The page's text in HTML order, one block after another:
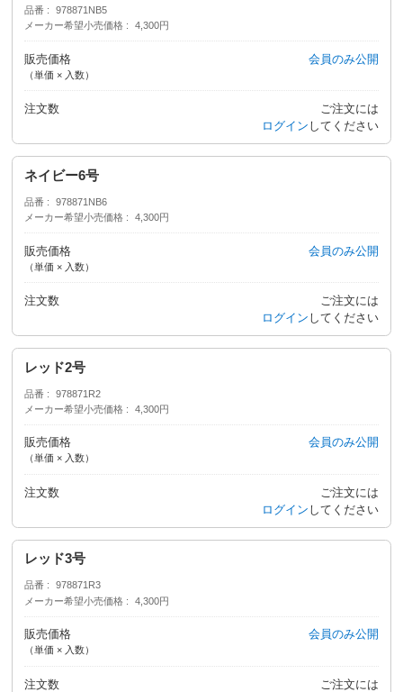
品番
978871NB5
メーカー希望小売価格
4,300円
販売価格
（単価 × 入数）
会員のみ公開
注文数
ご注文には
ログイン してください
ネイビー6号
品番
978871NB6
メーカー希望小売価格
4,300円
販売価格
（単価 × 入数）
会員のみ公開
注文数
ご注文には
ログイン してください
レッド2号
品番
978871R2
メーカー希望小売価格
4,300円
販売価格
（単価 × 入数）
会員のみ公開
注文数
ご注文には
ログイン してください
レッド3号
品番
978871R3
メーカー希望小売価格
4,300円
販売価格
（単価 × 入数）
会員のみ公開
注文数
ご注文には